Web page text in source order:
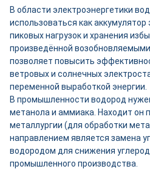
В области электроэнергетики
использоваться как
пиковых нагрузок и хранения
произведённой
позволяет повысить
ветровых и солнечных
переменной выработкой энергии.
В промышленности водород
метанола и аммиака. Находит он
металлургии (для обработки
направлением является замена
водородом для снижения
промышленного производства.